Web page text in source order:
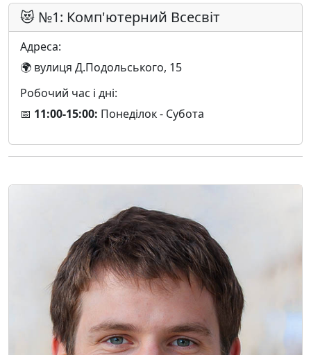
😻 №1: Комп'ютерний Всесвіт
Адреса:
🌍 вулиця Д.Подольського, 15
Робочий час і дні:
📅 11:00-15:00: Понеділок - Субота